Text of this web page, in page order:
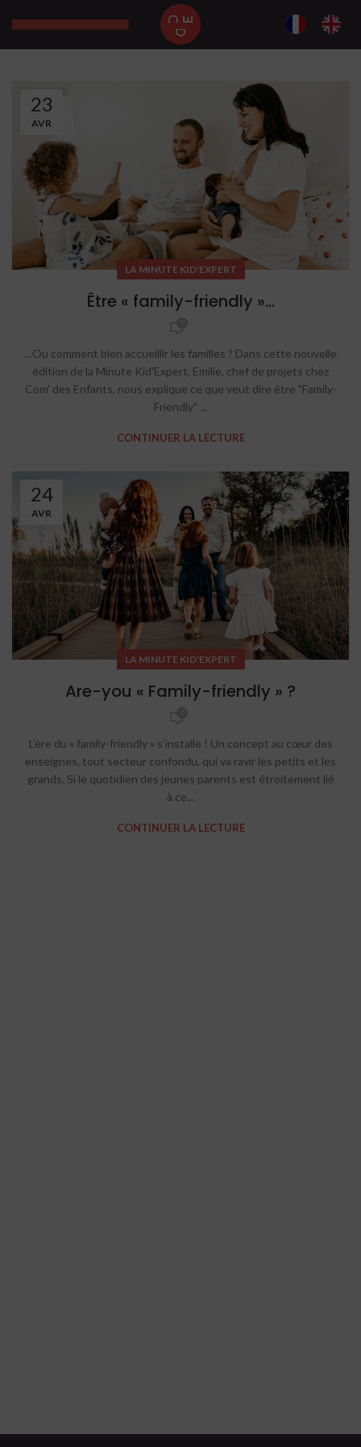
23
AVR
LA MINUTE KID'EXPERT
Être « family-friendly »…
...Ou comment bien accueillir les familles ? Dans cette nouvelle
édition de la Minute Kid'Expert, Emilie, chef de projets chez
Com' des Enfants, nous explique ce que veut dire être "Family-
Friendly" ...
CONTINUER LA LECTURE
24
AVR
LA MINUTE KID'EXPERT
Are-you « Family-friendly » ?
L’ère du « family-friendly » s’installe ! Un concept au cœur des
enseignes, tout secteur confondu, qui va ravir les petits et les
grands. Si le quotidien des jeunes parents est étroitement lié
à ce...
CONTINUER LA LECTURE